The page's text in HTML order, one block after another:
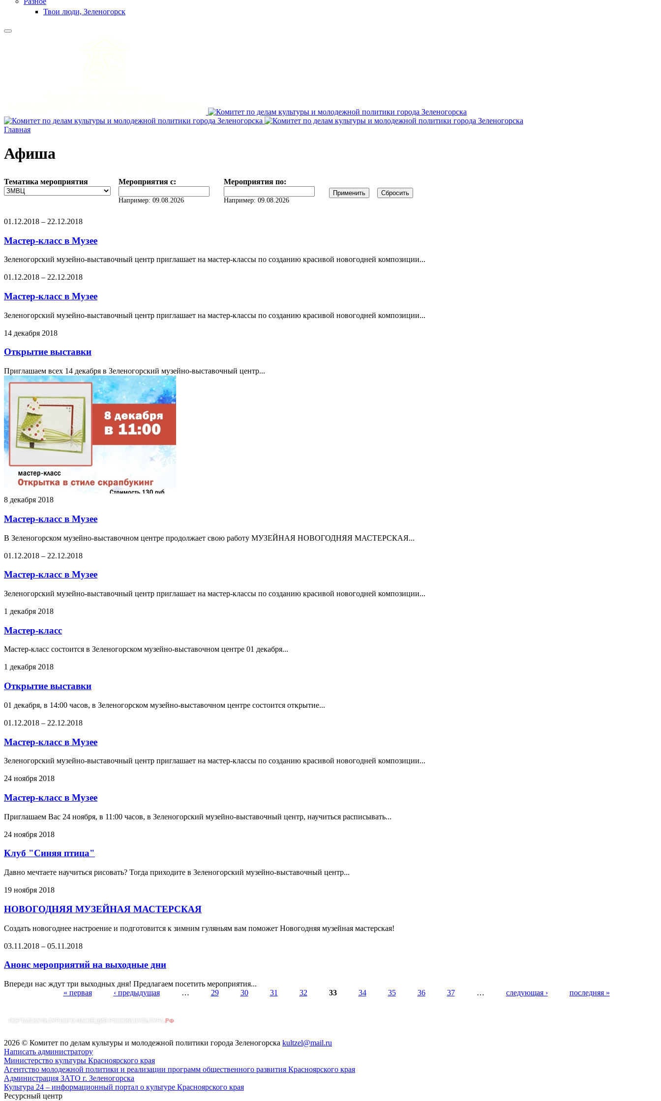
Твои люди, Зеленогорск
Главная
Афиша
Тематика мероприятия
Мероприятия с:
Например: 09.08.2026
Мероприятия по:
Например: 09.08.2026
01.12.2018 – 22.12.2018
Мастер-класс в Музее
Зеленогорский музейно-выставочный центр приглашает на мастер-классы по созданию красивой новогодней композиции...
01.12.2018 – 22.12.2018
Мастер-класс в Музее
Зеленогорский музейно-выставочный центр приглашает на мастер-классы по созданию красивой новогодней композиции...
14 декабря 2018
Открытие выставки
Приглашаем всех 14 декабря в Зеленогорский музейно-выставочный центр...
8 декабря 2018
Мастер-класс в Музее
В Зеленогорском музейно-выставочном центре продолжает свою работу МУЗЕЙНАЯ НОВОГОДНЯЯ МАСТЕРСКАЯ...
01.12.2018 – 22.12.2018
Мастер-класс в Музее
Зеленогорский музейно-выставочный центр приглашает на мастер-классы по созданию красивой новогодней композиции...
1 декабря 2018
Мастер-класс
Мастер-класс состоится в Зеленогорском музейно-выставочном центре 01 декабря...
1 декабря 2018
Открытие выставки
01 декабря, в 14:00 часов, в Зеленогорском музейно-выставочном центре состоится открытие...
01.12.2018 – 22.12.2018
Мастер-класс в Музее
Зеленогорский музейно-выставочный центр приглашает на мастер-классы по созданию красивой новогодней композиции...
24 ноября 2018
Мастер-класс в Музее
Приглашаем Вас 24 ноября, в 11:00 часов, в Зеленогорский музейно-выставочный центр, научиться расписывать...
24 ноября 2018
Клуб "Синяя птица"
Давно мечтаете научиться рисовать? Тогда приходите в Зеленогорский музейно-выставочный центр...
19 ноября 2018
НОВОГОДНЯЯ МУЗЕЙНАЯ МАСТЕРСКАЯ
Создать новогоднее настроение и подготовится к зимним гуляньям вам поможет Новогодняя музейная мастерская!
03.11.2018 – 05.11.2018
Анонс мероприятий на выходные дни
Впереди нас ждут три выходных дня! Предлагаем посетить мероприятия...
« первая ‹ предыдущая … 29 30 31 32 33 34 35 36 37 … следующая › последняя »
2026 © Комитет по делам культуры и молодежной политики города Зеленогорска kultzel@mail.ru
Написать администратору
Министерство культуры Красноярского края
Агентство молодежной политики и реализации программ общественного развития Красноярского края
Администрация ЗАТО г. Зеленогорска
Культура 24 – информационный портал о культуре Красноярского края
Ресурсный центр